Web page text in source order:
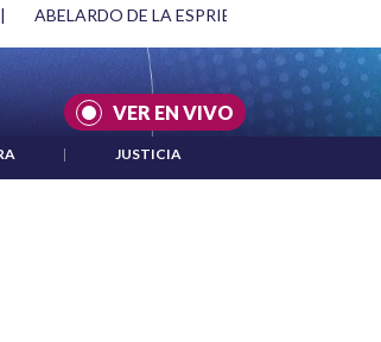
| ABELARDO DE LA ESPRIELLA Y DMG
VER EN VIVO
| JUSTICIA